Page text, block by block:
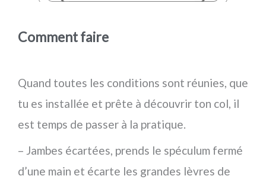
Comment faire
Quand toutes les conditions sont réunies, que
tu es installée et prête à découvrir ton col, il
est temps de passer à la pratique.
– Jambes écartées, prends le spéculum fermé
d’une main et écarte les grandes lèvres de